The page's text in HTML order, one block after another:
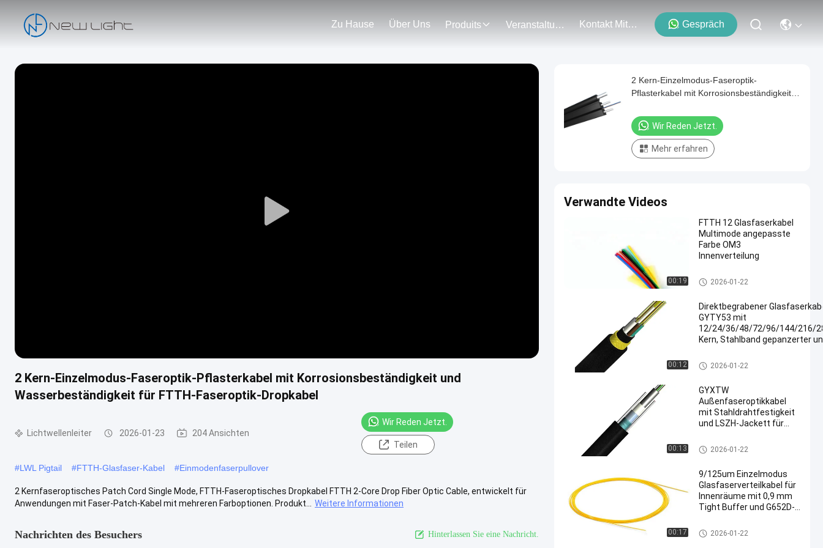
Zu Hause Über Uns Produits Veranstaltungen Kontakt Mit Uns Gespräch
Play
2 Kern-Einzelmodus-Faseroptik-Pflasterkabel mit Korrosionsbeständigkeit und
Wasserbeständigkeit für FTTH-Faseroptik-Dropkabel
Lichtwellenleiter 2026-01-23 204 Ansichten
Wir Reden Jetzt.
Teilen
#LWL Pigtail #FTTH-Glasfaser-Kabel #Einmodenfaserpullover
2 Kernfaseroptisches Patch Cord Single Mode, FTTH-Faseroptisches Dropkabel FTTH 2-Core Drop Fiber Optic Cable, entwickelt für
Anwendungen mit Faser-Patch-Kabel mit mehreren Farboptionen. Produkt...
Weitere Informationen
Nachrichten des Besuchers Hinterlassen Sie eine Nachricht.
2 Kern-Einzelmodus-Faseroptik-
Pflasterkabel mit Korrosionsbeständigkeit
Faseroptik-Dropkabel
Wir Reden Jetzt.
Mehr erfahren
Verwandte Videos
00:19
FTTH 12 Glasfaserkabel
Multimode angepasste
Farbe OM3
Innenverteilung
Lichtwellenleiter
2026-01-22
00:12
Direktbegrabener
GYTY53 mit
12/24/36/48/72/96/144/216/
Kern, Stahlband gepanzerter
Lichtwellenleiter
2026-01-22
00:13
GYXTW
Außenfaseroptikkabel
mit Stahldrahtfestigkeit
und LSZH-Jackett für
Lichtwellenleiter
2026-01-22
00:17
9/125um Einzelmodus
Glasfaserverteilkabel für
Innenräume mit 0,9 mm
Tight Buffer und G652D-
Lichtwellenleiter
2026-01-22